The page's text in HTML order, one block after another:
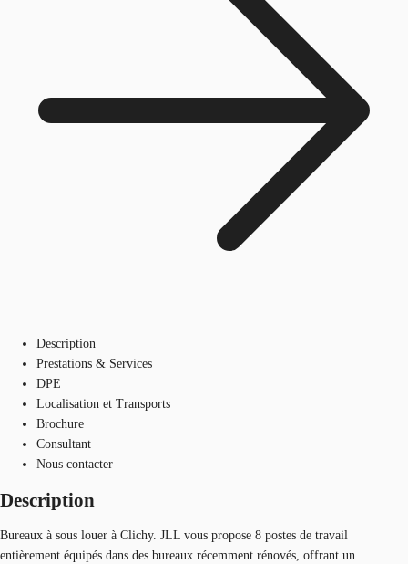
Description
Prestations & Services
DPE
Localisation et Transports
Brochure
Consultant
Nous contacter
Description
Bureaux à sous louer à Clichy. JLL vous propose 8 postes de travail
entièrement équipés dans des bureaux récemment rénovés, offrant un